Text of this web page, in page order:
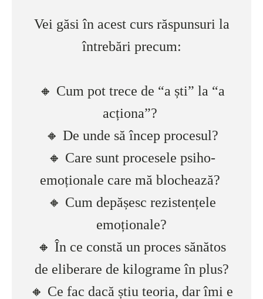
Vei găsi în acest curs răspunsuri la
întrebări precum:
🔸 Cum pot trece de “a ști” la “a
acționa”?
🔸 De unde să încep procesul?
🔸 Care sunt procesele psiho-
emoționale care mă blochează?
🔸 Cum depășesc rezistențele
emoționale?
🔸 În ce constă un proces sănătos
de eliberare de kilograme în plus?
🔸 Ce fac dacă știu teoria, dar îmi e